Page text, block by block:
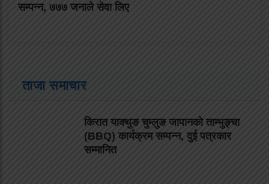
सम्पन्न, ७७७ जनाले सेवा लिए
ताजा समाचार
किरात याक्थुङ चुम्लुङ जापानको ताम्भुङ्चा
(BBQ) कार्यक्रम सम्पन्न, दुई पत्रकार
सम्मानित